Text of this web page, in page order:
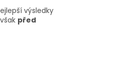
výsledky
před